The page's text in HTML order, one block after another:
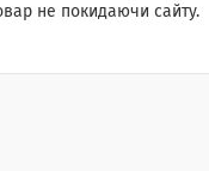
не покидаючи сайту.